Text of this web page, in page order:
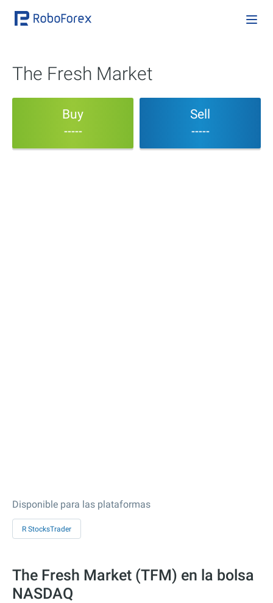
The Fresh Market
Buy
-----
Sell
-----
Disponible para las plataformas
R StocksTrader
The Fresh Market (TFM) en la bolsa
NASDAQ